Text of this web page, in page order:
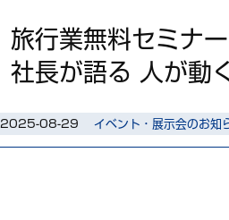
旅行業無料セミナ
社長が語る 人が動
2025-08-29 イベント・展示会のお知